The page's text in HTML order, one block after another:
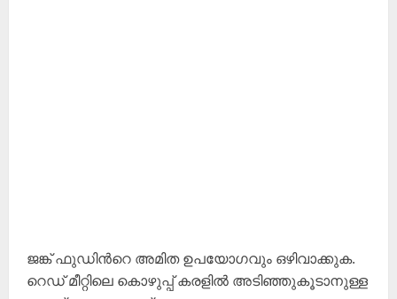
ജങ്ക് ഫുഡിന്‍റെ അമിത ഉപയോഗവും ഒഴിവാക്കുക.
റെഡ് മീറ്റിലെ കൊഴുപ്പ് കരളില്‍ അടിഞ്ഞുകൂടാനുള്ള